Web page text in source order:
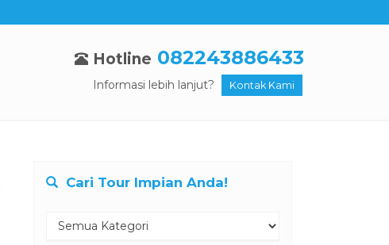
Hotline 082243886433
Informasi lebih lanjut? Kontak Kami
Cari Tour Impian Anda!